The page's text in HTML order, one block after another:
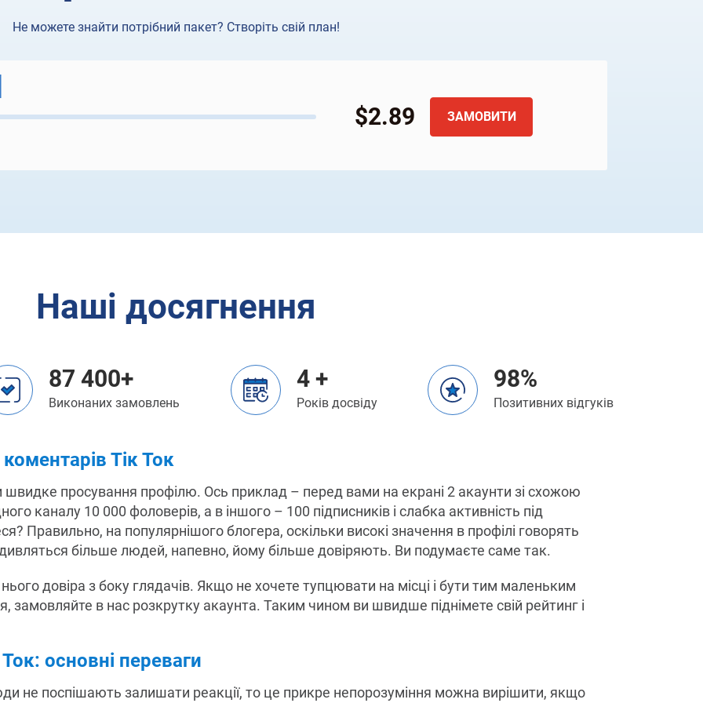
Не можете знайти потрібний пакет? Створіть свій план!
$2.89 ЗАМОВИТИ
Наші досягнення
87 400+
Виконаних замовлень
4 +
Років досвіду
98%
Позитивних відгуків
Тік Ток
швидке просування профілю. Ось приклад – перед вами на екрані 2 акаунти зі схожою
каналу 10 000 фоловерів, а в іншого – 100 підписників і слабка активність під
Правильно, на популярнішого блогера, оскільки високі значення в профілі говорять
більше людей, напевно, йому більше довіряють. Ви подумаєте саме так.
довіра з боку глядачів. Якщо не хочете тупцювати на місці і бути тим маленьким
замовляйте в нас розкрутку акаунта. Таким чином ви швидше піднімете свій рейтинг і
основні переваги
не поспішають залишати реакції, то це прикре непорозуміння можна вирішити, якщо